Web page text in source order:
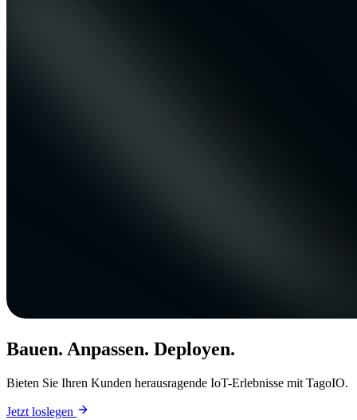
Bauen. Anpassen. Deployen.
Bieten Sie Ihren Kunden herausragende IoT-Erlebnisse mit TagoIO.
Jetzt loslegen